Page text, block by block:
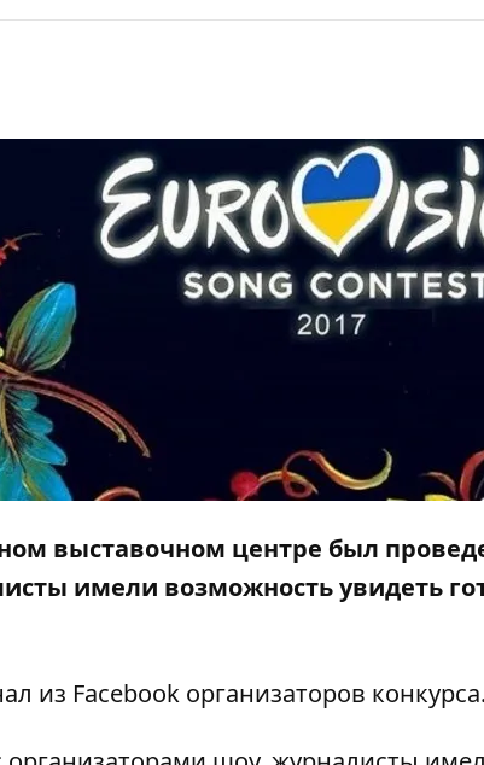
выставочном центре был
имели возможность увидеть
из Facebook организаторов конкурса.